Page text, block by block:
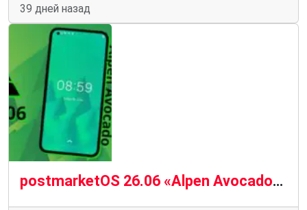
39 дней назад
postmarketOS 26.06 «Alpen Avocado» — свежие обновления Linux для смартфонов